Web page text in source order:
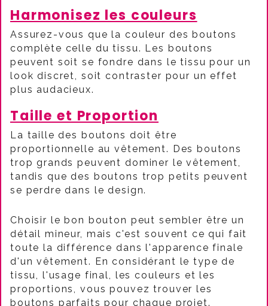
Harmonisez les couleurs
Assurez-vous que la couleur des boutons
complète celle du tissu. Les boutons
peuvent soit se fondre dans le tissu pour un
look discret, soit contraster pour un effet
plus audacieux.
Taille et Proportion
La taille des boutons doit être
proportionnelle au vêtement. Des boutons
trop grands peuvent dominer le vêtement,
tandis que des boutons trop petits peuvent
se perdre dans le design.
Choisir le bon bouton peut sembler être un
détail mineur, mais c'est souvent ce qui fait
toute la différence dans l'apparence finale
d'un vêtement. En considérant le type de
tissu, l'usage final, les couleurs et les
proportions, vous pouvez trouver les
boutons parfaits pour chaque projet.